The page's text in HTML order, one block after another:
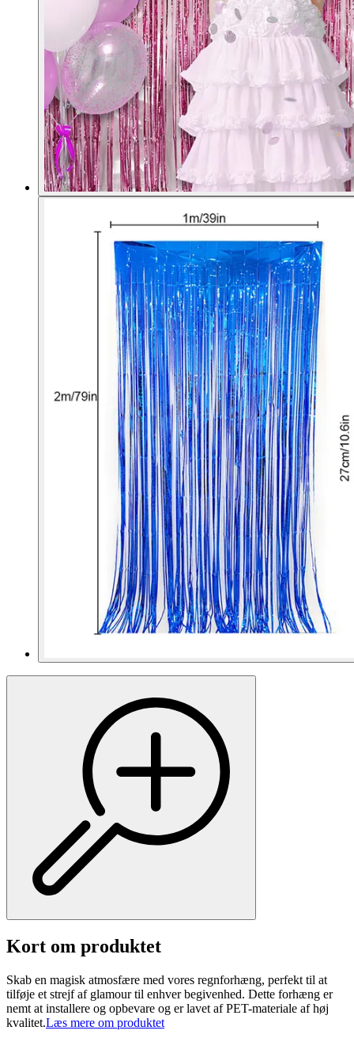
Kort om produktet
Skab en magisk atmosfære med vores regnforhæng, perfekt til at
tilføje et strejf af glamour til enhver begivenhed. Dette forhæng er
nemt at installere og opbevare og er lavet af PET-materiale af høj
kvalitet.Læs mere om produktet